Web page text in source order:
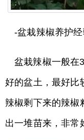
-盆栽辣椒养护
盆栽辣椒一般在
好的盆土，最好比
辣椒剩下来的辣椒
出一堆苗来，非常